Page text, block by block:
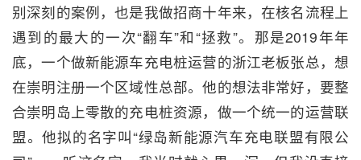
别深刻的案例，也是我做招商十年来，在核名流程上
遇到的最大的一次“翻车”和“拯救”。那是2019年年
底，一个做新能源车充电桩运营的浙江老板张总，想
在崇明注册一个区域性总部。他的想法非常好，要整
合崇明岛上零散的充电桩资源，做一个统一的运营联
盟。他拟的名字叫“绿岛新能源汽车充电联盟有限公